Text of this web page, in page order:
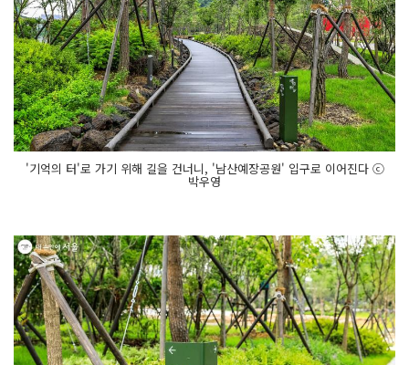
'기억의 터'로 가기 위해 길을 건너니, '남산예장공원' 입구로 이어진다 ⓒ
박우영